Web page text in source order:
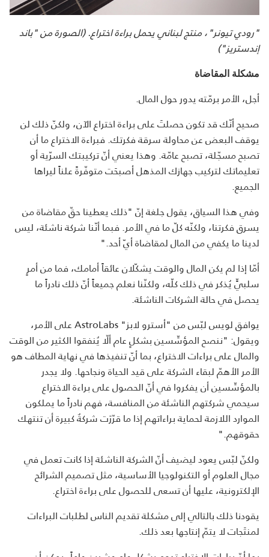
"رودي تيونر"، منتج لبناني يحمل براءة اختراع. (الصورة من "باند
إندستريز")
مشكلة المقاضاة
أجل، الأمر برمّته يدور حول المال.
صحيح أنّك قد تكون حصلتَ على براءة اختراع الآن، ولكنّ ذلك لن
يوقف البعض عن محاولة سرقة فكرتك. فبراءة الاختراع ما أن
تصبح مسجّلة، تصبح عامّة. وهذا يعني أنّ تركيبتك السرّية أو
تعليماتك لتركيب جهازك المذهل أصبحَت متوفّرةً علناً ليراها
الجميع.
وفي هذا السياق، يقول جلغة إنّ "ذلك يعطينا حقّ مقاضاة من
يسرق فكرتنا، ولكنّه كلّ ما في الأمر. فبما أنّنا شركة ناشئة، ليس
لدينا ما يكفي من المال لمقاضاة أيّ أحد."
أمّا إذا لم يكن المال والوقت يشكّلان عائقاً أمامك، فما من أمرٍ
سلبيٍّ يُذكر في ذلك كلّه، ولكنّنا نعلم جميعاً أنّ ذلك نادراً ما
يحصل في حالة الشركات الناشئة.
يوافق لويس لبّس من "أسترو لابز" AstroLabs على الأمر،
ويقول: "ننصح المؤسِّسين بشكلٍ عام ألّا يُنفقوا الكثير من الوقت
والمال على براءات الاختراع، بما أنّ تنفيذها في نهاية المطاف هو
الأمر الأهمّ لبقاء الشركة على قيد الحياة ونجاحها. ولا يجدر
بالمؤسِّسين أن يفكروا في أنّ الحصول على براءة الاختراع
سيحمي شركتهم الناشئة من المنافسة، فهم نادراً ما يملكون
الموارد اللازمة لحماية براءاتهم إذا ما قرّرَت شركةٌ كبيرة أن تنتهك
حقوقهم."
ولكنّ لبّس يعود ليضيف أنّ الشركة الناشئة إذا كانت تعمل في
مجال العلوم أو التكنولوجيا الأساسية، مثل تصميم الشرائح
الإلكترونية، عليها أن تسعى للحصول على براءة اختراع.
يقودنا ذلك بالتالي إلى مشكلة تقديم الناس لطلبات البراءات
لمنتَجات لا يتمّ إنتاجها بعد ذلك.